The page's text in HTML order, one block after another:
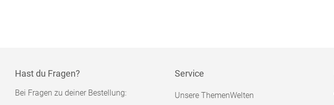
Hast du Fragen?
Bei Fragen zu deiner Bestellung:
Service
Unsere ThemenWelten